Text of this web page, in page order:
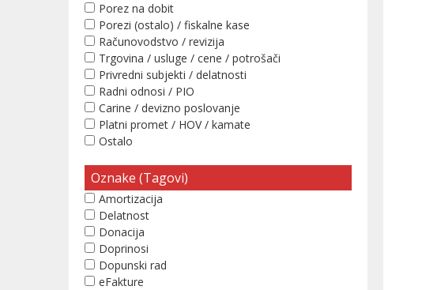
Porez na dobit
Porezi (ostalo) / fiskalne kase
Računovodstvo / revizija
Trgovina / usluge / cene / potrošači
Privredni subjekti / delatnosti
Radni odnosi / PIO
Carine / devizno poslovanje
Platni promet / HOV / kamate
Ostalo
Oznake (Tagovi)
Amortizacija
Delatnost
Donacija
Doprinosi
Dopunski rad
eFakture